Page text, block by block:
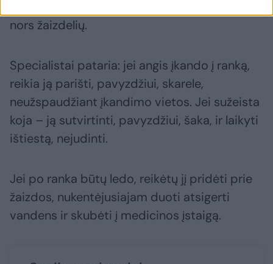
nors žaizdelių.
Specialistai pataria: jei angis įkando į ranką,
reikia ją parišti, pavyzdžiui, skarele,
neužspaudžiant įkandimo vietos. Jei sužeista
koja – ją sutvirtinti, pavyzdžiui, šaka, ir laikyti
ištiestą, nejudinti.
Jei po ranka būtų ledo, reikėtų jį pridėti prie
žaizdos, nukentėjusiajam duoti atsigerti
vandens ir skubėti į medicinos įstaigą.